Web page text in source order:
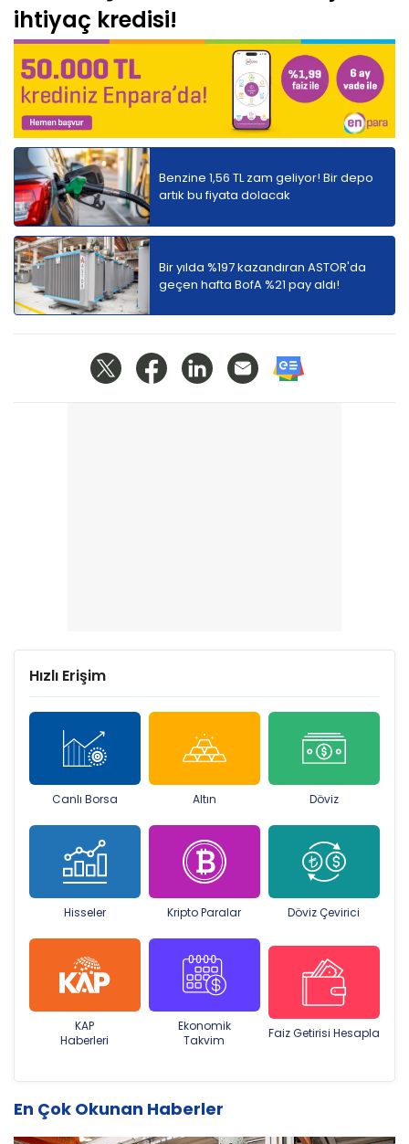
ihtiyaç kredisi!
Benzine 1,56 TL zam geliyor! Bir depo
artık bu fiyata dolacak
Bir yılda %197 kazandıran ASTOR'da
geçen hafta BofA %21 pay aldı!
Hızlı Erişim
Canlı Borsa Altın Döviz
Hisseler Kripto Paralar Döviz Çevirici
KAP
Haberleri
Ekonomik
Takvim
Faiz Getirisi Hesapla
En Çok Okunan Haberler